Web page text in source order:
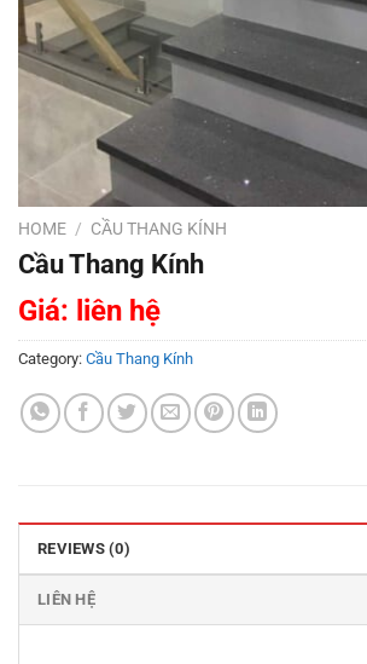
HOME / CẦU THANG KÍNH
Cầu Thang Kính
Giá: liên hệ
Category: Cầu Thang Kính
REVIEWS (0)
LIÊN HỆ